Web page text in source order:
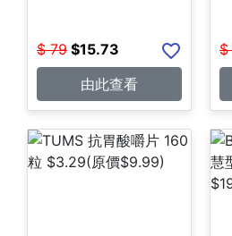
$ 79 $15.73
由此查看
$